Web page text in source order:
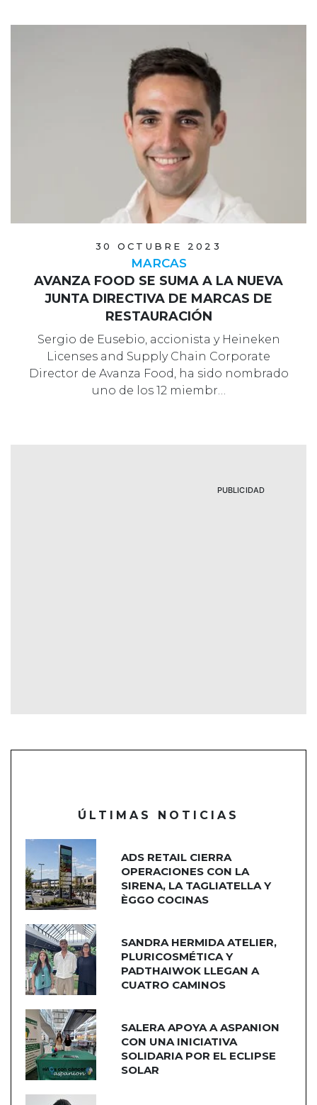
30 OCTUBRE 2023
MARCAS
AVANZA FOOD SE SUMA A LA NUEVA
JUNTA DIRECTIVA DE MARCAS DE
RESTAURACIÓN
Sergio de Eusebio, accionista y Heineken
Licenses and Supply Chain Corporate
Director de Avanza Food, ha sido nombrado
uno de los 12 miembr…
PUBLICIDAD
ÚLTIMAS NOTICIAS
ADS RETAIL CIERRA
OPERACIONES CON LA
SIRENA, LA TAGLIATELLA Y
ÈGGO COCINAS
SANDRA HERMIDA ATELIER,
PLURICOSMÉTICA Y
PADTHAIWOK LLEGAN A
CUATRO CAMINOS
SALERA APOYA A ASPANION
CON UNA INICIATIVA
SOLIDARIA POR EL ECLIPSE
SOLAR